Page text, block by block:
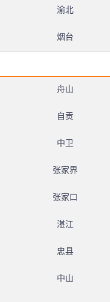
渝北
烟台
舟山
自贡
中卫
张家界
张家口
湛江
忠县
中山